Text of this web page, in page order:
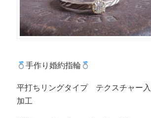
手作り婚約指輪
平打ちリングタイプ テクスチャー
加工